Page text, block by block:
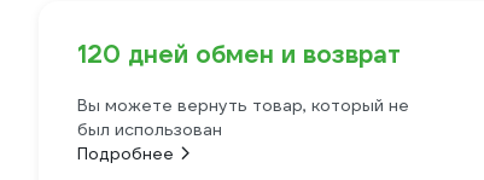
120 дней обмен и возврат
Вы можете вернуть товар, который не
был использован
Подробнее